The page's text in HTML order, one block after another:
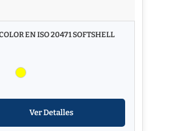
EN ISO 20471 SOFTSHELL
Ver Detalles